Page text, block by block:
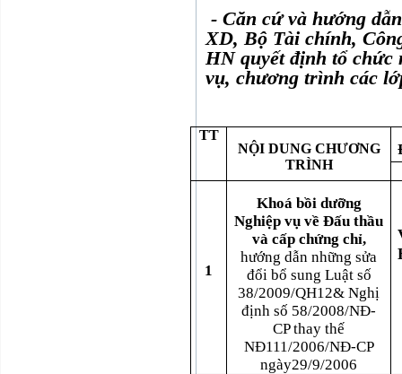
- Căn cứ và hướng
XD, Bộ Tài chính,
HN quyết định tổ chức
vụ, chương trình các
TT
NỘI DUNG CHƯƠNG
TRÌNH
1
Khoá bồi dưỡng
Nghiệp vụ về Đấu thầu
và cấp chứng chỉ,
hướng dẫn những sửa
đổi bổ sung Luật số
38/2009/QH12& Nghị
định số 58/2008/NĐ-
CP thay thế
NĐ111/2006/NĐ-CP
ngày29/9/2006